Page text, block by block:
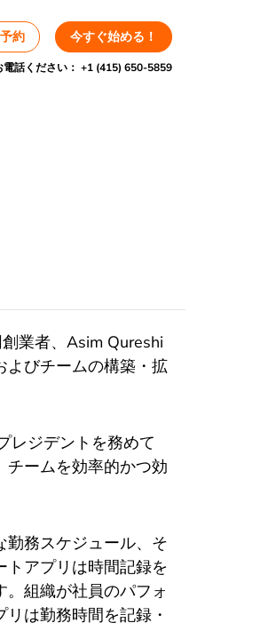
約 今すぐ始める！
電話ください： +1 (415) 650-5859
業者、Asim Qureshi
よびチームの構築・拡
レジデントを務めて
チームを効率的かつ効
務スケジュール、そ
トアプリは時間記録を
組織が社員のパフォ
は勤務時間を記録・